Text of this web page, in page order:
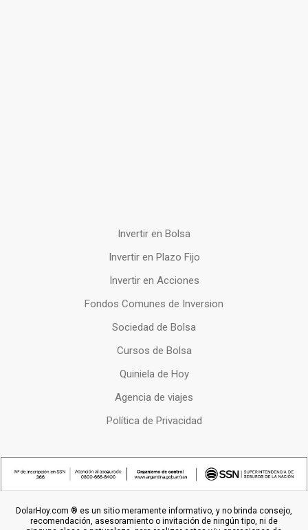
Invertir en Bolsa
Invertir en Plazo Fijo
Invertir en Acciones
Fondos Comunes de Inversion
Sociedad de Bolsa
Cursos de Bolsa
Quiniela de Hoy
Agencia de viajes
Política de Privacidad
DolarHoy.com ® es un sitio meramente informativo, y no brinda consejo,
recomendación, asesoramiento o invitación de ningún tipo, ni de